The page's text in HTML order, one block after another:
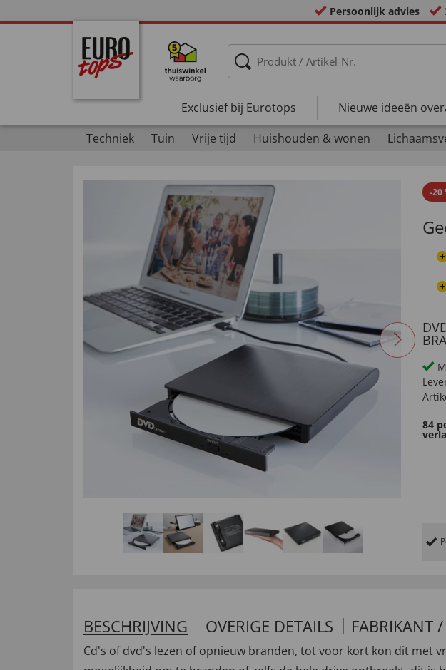
Persoonlijk advies
Exclusief bij Eurotops Nieuwe ideeën
Techniek
Tuin Vrije tijd Huishouden & wonen
-20
84
BESCHRIJVING OVERIGE DETAILS FABRIKANT
Cd's of dvd's lezen of opnieuw branden, tot voor kort kon dit met